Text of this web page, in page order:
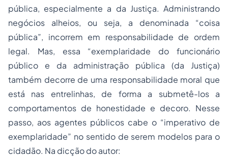
pública, especialmente a da Justiça. Administrando
negócios alheios, ou seja, a denominada “coisa
pública”, incorrem em responsabilidade de ordem
legal. Mas, essa “exemplaridade do funcionário
público e da administração pública (da Justiça)
também decorre de uma responsabilidade moral que
está nas entrelinhas, de forma a submetê-los a
comportamentos de honestidade e decoro. Nesse
passo, aos agentes públicos cabe o “imperativo de
exemplaridade” no sentido de serem modelos para o
cidadão. Na dicção do autor: